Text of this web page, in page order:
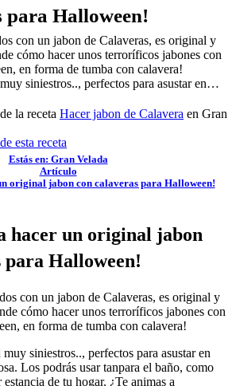
para Halloween!
con un jabon de Calaveras, es original y
cómo hacer unos terroríficos jabones con
en forma de tumba con calavera!
siniestros.., perfectos para asustar en…
la receta Hacer jabon de Calavera en Gran
esta receta
Estás en: Gran Velada
Artículo
original jabon con calaveras para Halloween!
hacer un original jabon
para Halloween!
con un jabon de Calaveras, es original y
cómo hacer unos terroríficos jabones con
en forma de tumba con calavera!
siniestros.., perfectos para asustar en
Los podrás usar tanpara el baño, como
de tu hogar. ¿Te animas a